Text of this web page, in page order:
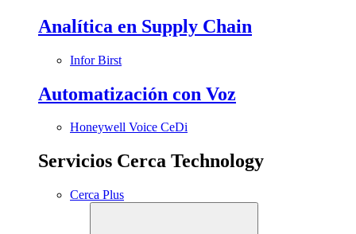
Analítica en Supply Chain
Infor Birst
Automatización con Voz
Honeywell Voice CeDi
Servicios Cerca Technology
Cerca Plus